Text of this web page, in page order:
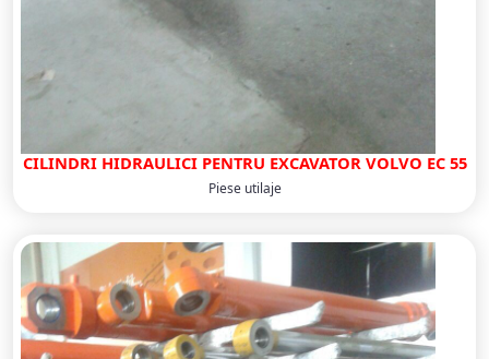
CILINDRI HIDRAULICI PENTRU EXCAVATOR VOLVO EC 55
Piese utilaje